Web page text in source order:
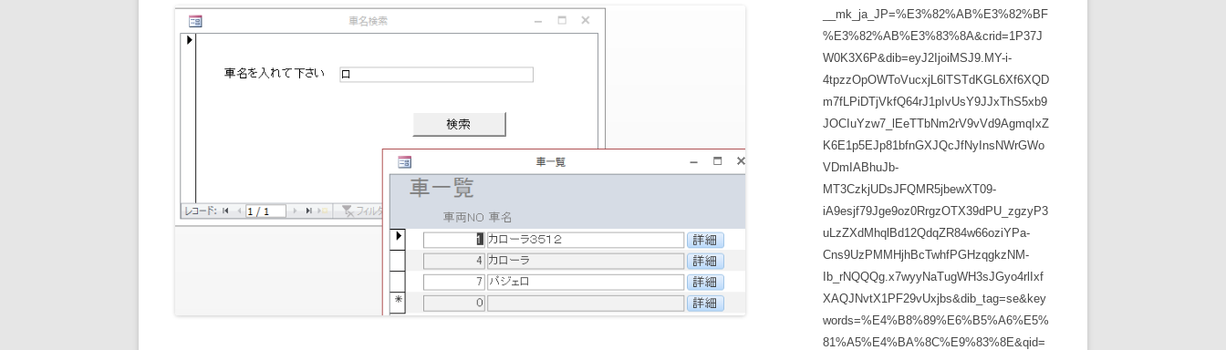
__mk_ja_JP=%E3%82%AB%E3%82%BF
%E3%82%AB%E3%83%8A&crid=1P37J
W0K3X6P&dib=eyJ2IjoiMSJ9.MY-i-
4tpzzOpOWToVucxjL6lTSTdKGL6Xf6XQD
m7fLPiDTjVkfQ64rJ1pIvUsY9JJxThS5xb9
JOCIuYzw7_lEeTTbNm2rV9vVd9AgmqIxZ
K6E1p5EJp81bfnGXJQcJfNyInsNWrGWo
VDmIABhuJb-
MT3CzkjUDsJFQMR5jbewXT09-
iA9esjf79Jge9oz0RrgzOTX39dPU_zgzyP3
uLzZXdMhqlBd12QdqZR84w66oziYPa-
Cns9UzPMMHjhBcTwhfPGHzqgkzNM-
Ib_rNQQQg.x7wyyNaTugWH3sJGyo4rlIxf
XAQJNvtX1PF29vUxjbs&dib_tag=se&key
words=%E4%B8%89%E6%B5%A6%E5%
81%A5%E4%BA%8C%E9%83%8E&qid=